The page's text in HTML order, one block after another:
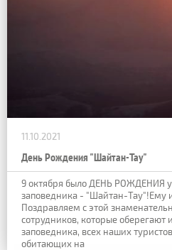
11.10.2021
День Рождения "Шайтан-Тау"
9 октября было ДЕНЬ РОЖДЕНИЯ
заповедника - "Шайтан-Тау"!Ему
Поздравляем с этой
сотрудников, которые
заповедника, всех наших
обитающих на